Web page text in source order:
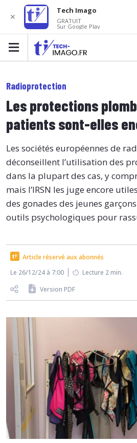
Radioprotection
Les protections
patients sont-elles
Les sociétés européennes de
déconseillent l’utilisation des
dans la plupart des cas, y
mais l’IRSN les juge encore
des gonades des jeunes
outils psychologiques pour
Article réservé aux abonnés
Le 26/12/24 à 7:00
Lecture 2 min.
Version PDF
✕
Tech Imago
GRATUIT
Sur Google Play